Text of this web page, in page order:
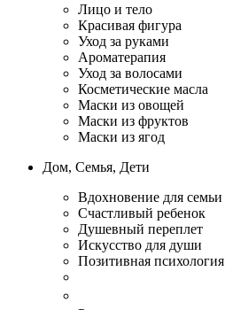
Лицо и тело
Красивая фигура
Уход за руками
Ароматерапия
Уход за волосами
Косметические масла
Маски из овощей
Маски из фруктов
Маски из ягод
Дом, Семья, Дети
Вдохновение для семьи
Счастливый ребенок
Душевный переплет
Искусство для души
Позитивная психология